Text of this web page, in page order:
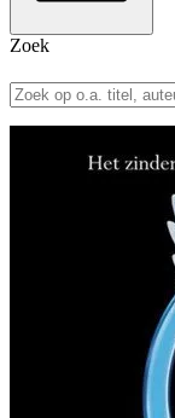
Zoek